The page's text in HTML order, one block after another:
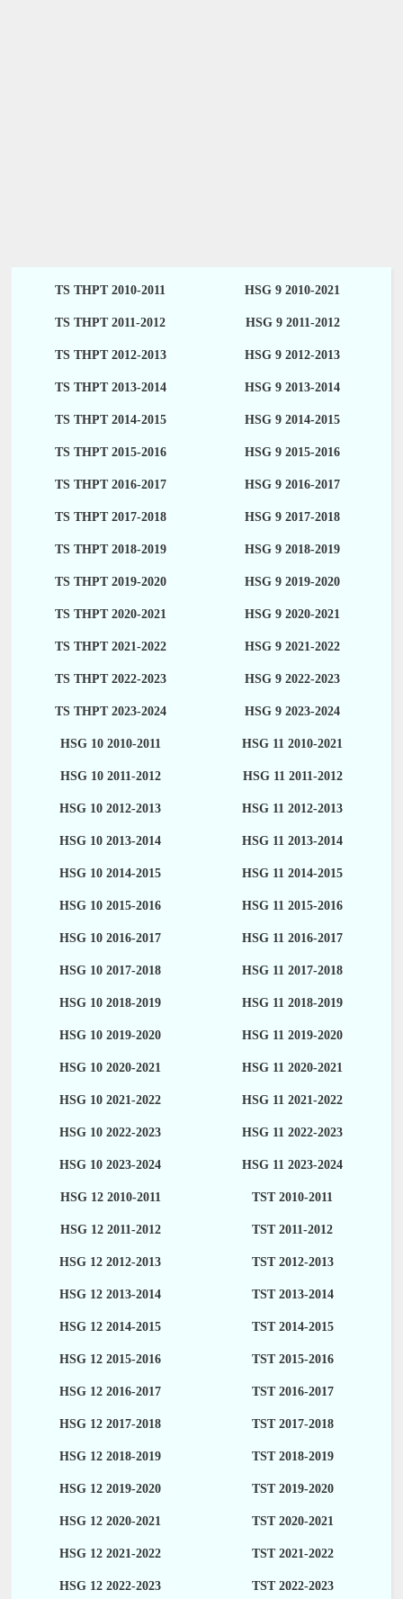
TS THPT 2010-2011 HSG 9 2010-2021
TS THPT 2011-2012 HSG 9 2011-2012
TS THPT 2012-2013 HSG 9 2012-2013
TS THPT 2013-2014 HSG 9 2013-2014
TS THPT 2014-2015 HSG 9 2014-2015
TS THPT 2015-2016 HSG 9 2015-2016
TS THPT 2016-2017 HSG 9 2016-2017
TS THPT 2017-2018 HSG 9 2017-2018
TS THPT 2018-2019 HSG 9 2018-2019
TS THPT 2019-2020 HSG 9 2019-2020
TS THPT 2020-2021 HSG 9 2020-2021
TS THPT 2021-2022 HSG 9 2021-2022
TS THPT 2022-2023 HSG 9 2022-2023
TS THPT 2023-2024 HSG 9 2023-2024
HSG 10 2010-2011 HSG 11 2010-2021
HSG 10 2011-2012 HSG 11 2011-2012
HSG 10 2012-2013 HSG 11 2012-2013
HSG 10 2013-2014 HSG 11 2013-2014
HSG 10 2014-2015 HSG 11 2014-2015
HSG 10 2015-2016 HSG 11 2015-2016
HSG 10 2016-2017 HSG 11 2016-2017
HSG 10 2017-2018 HSG 11 2017-2018
HSG 10 2018-2019 HSG 11 2018-2019
HSG 10 2019-2020 HSG 11 2019-2020
HSG 10 2020-2021 HSG 11 2020-2021
HSG 10 2021-2022 HSG 11 2021-2022
HSG 10 2022-2023 HSG 11 2022-2023
HSG 10 2023-2024 HSG 11 2023-2024
HSG 12 2010-2011 TST 2010-2011
HSG 12 2011-2012 TST 2011-2012
HSG 12 2012-2013 TST 2012-2013
HSG 12 2013-2014 TST 2013-2014
HSG 12 2014-2015 TST 2014-2015
HSG 12 2015-2016 TST 2015-2016
HSG 12 2016-2017 TST 2016-2017
HSG 12 2017-2018 TST 2017-2018
HSG 12 2018-2019 TST 2018-2019
HSG 12 2019-2020 TST 2019-2020
HSG 12 2020-2021 TST 2020-2021
HSG 12 2021-2022 TST 2021-2022
HSG 12 2022-2023 TST 2022-2023